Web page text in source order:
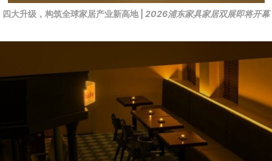
四大升级，构筑全球家居产业新高地 | 2026浦东家具家居双展即将开幕